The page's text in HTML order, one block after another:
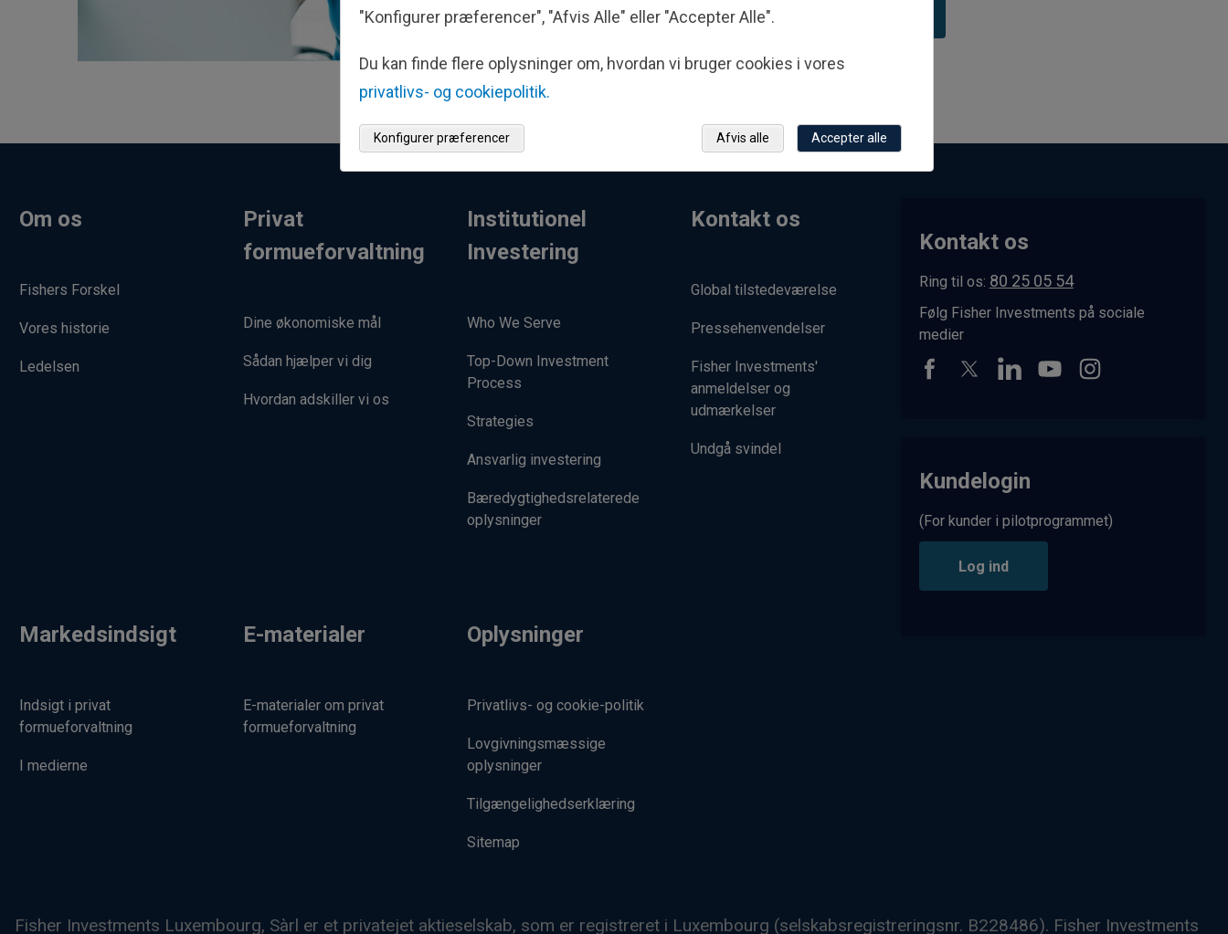
Om os
Fishers Forskel
Vores historie
Ledelsen
Privat
formueforvaltning
Dine økonomiske mål
Sådan hjælper vi dig
Hvordan adskiller vi os
Institutionel
Investering
Who We Serve
Top-Down Investment
Process
Strategies
Ansvarlig investering
Bæredygtighedsrelaterede
oplysninger
Kontakt os
Global tilstedeværelse
Pressehenvendelser
Fisher Investments'
anmeldelser og
udmærkelser
Undgå svindel
Markedsindsigt
Indsigt i privat
formueforvaltning
I medierne
E-materialer
E-materialer om privat
formueforvaltning
Oplysninger
Privatlivs- og cookie-politik
Lovgivningsmæssige
oplysninger
Tilgængelighedserklæring
Sitemap
Kontakt os
Ring til os: 80 25 05 54
Følg Fisher Investments på sociale
medier
Kundelogin
(For kunder i pilotprogrammet)
Log ind
Fisher Investments Luxembourg, Sàrl er et privatejet aktieselskab, som er registreret i Luxembourg (selskabsregistreringsnr. B228486). Fisher Investments
"Konfigurer præferencer", "Afvis Alle" eller "Accepter Alle".
Du kan finde flere oplysninger om, hvordan vi bruger cookies i vores
privatlivs- og cookiepolitik.
Accepter alle
Afvis alle
Konfigurer præferencer